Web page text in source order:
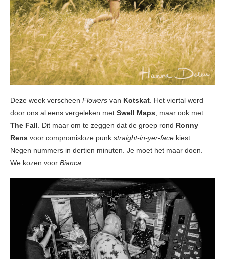
Deze week verscheen Flowers van Kotskat . Het viertal werd
door ons al eens vergeleken met Swell Maps , maar ook met
The Fall . Dit maar om te zeggen dat de groep rond Ronny
Rens voor compromisloze punk straight-in-yer-face kiest.
Negen nummers in dertien minuten. Je moet het maar doen.
We kozen voor Bianca